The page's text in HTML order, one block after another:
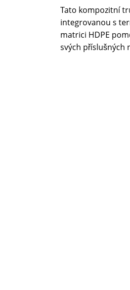
Tato kompozitní
integrovanou s
matrici HDPE
svých příslušných